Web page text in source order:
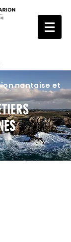
nantaise et